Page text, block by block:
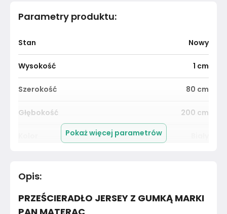
Parametry produktu:
Stan Nowy
Wysokość 1 cm
Szerokość 80 cm
Głębokość 200 cm
Materiał
Biele kremy
Pokaż więcej parametrów
Opis:
PRZEŚCIERADŁO JERSEY Z GUMKĄ MARKI